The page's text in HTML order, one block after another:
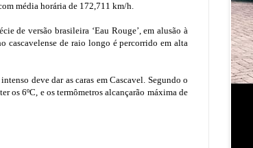
média horária de 172,711 km/h.
de versão brasileira ‘Eau Rouge’, em alusão à
cascavelense de raio longo é percorrido em alta
deve dar as caras em Cascavel. Segundo o
os 6ºC, e os termômetros alcançarão máxima de